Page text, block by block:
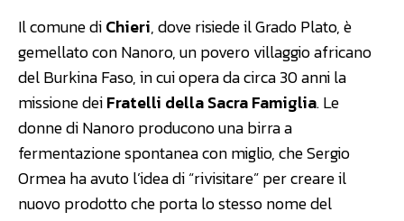
Il comune diChieri, dove risiede il Grado Plato, è
gemellato con Nanoro, un povero villaggio africano
del Burkina Faso, in cui opera da circa 30 anni la
missione deiFratelli della Sacra Famiglia. Le
donne di Nanoro producono una birra a
fermentazione spontanea con miglio, che Sergio
Ormea ha avuto l’idea di “rivisitare” per creare il
nuovo prodotto che porta lo stesso nome del